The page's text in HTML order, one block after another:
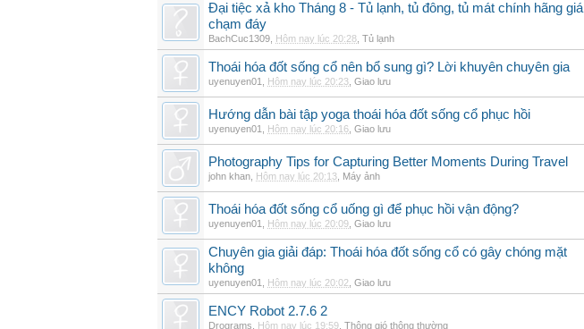
Đại tiệc xả kho Tháng 8 - Tủ lạnh, tủ đông, tủ mát chính hãng giá
chạm đáy
BachCuc1309 Hôm nay lúc 20:28 Tủ lạnh
Thoái hóa đốt sống cổ nên bổ sung gì? Lời khuyên chuyên gia
uyenuyen01 Hôm nay lúc 20:23 Giao lưu
Hướng dẫn bài tập yoga thoái hóa đốt sống cổ phục hồi
uyenuyen01 Hôm nay lúc 20:16 Giao lưu
Photography Tips for Capturing Better Moments During Travel
john khan Hôm nay lúc 20:13 Máy ảnh
Thoái hóa đốt sống cổ uống gì để phục hồi vận động?
uyenuyen01 Hôm nay lúc 20:09 Giao lưu
Chuyên gia giải đáp: Thoái hóa đốt sống cổ có gây chóng mặt
không
uyenuyen01 Hôm nay lúc 20:02 Giao lưu
ENCY Robot 2.7.6 2
Drograms Hôm nay lúc 19:59 Thông gió thông thường